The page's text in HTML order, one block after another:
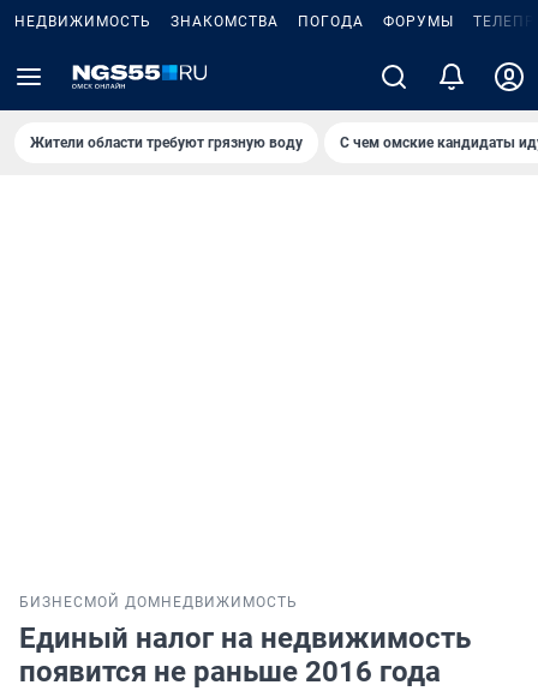
НЕДВИЖИМОСТЬ ЗНАКОМСТВА ПОГОДА ФОРУМЫ
Жители области требуют грязную воду С чем омские кандидаты
БИЗНЕС МОЙ ДОМ НЕДВИЖИМОСТЬ
Единый налог на недвижимость
появится не раньше 2016 года